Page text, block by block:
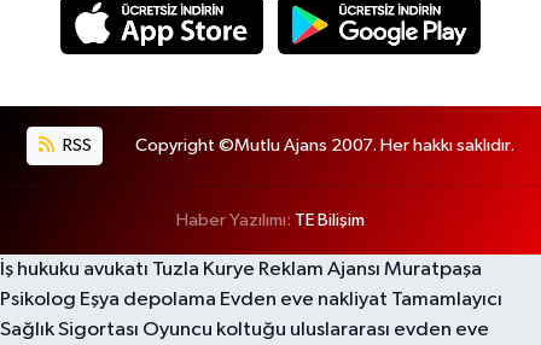
RSS Copyright ©Mutlu Ajans 2007. Her hakkı saklıdır.
Haber Yazılımı: TE Bilişim
İş hukuku avukatı Tuzla Kurye Reklam Ajansı Muratpaşa
Psikolog Eşya depolama Evden eve nakliyat Tamamlayıcı
Sağlık Sigortası Oyuncu koltuğu uluslararası evden eve